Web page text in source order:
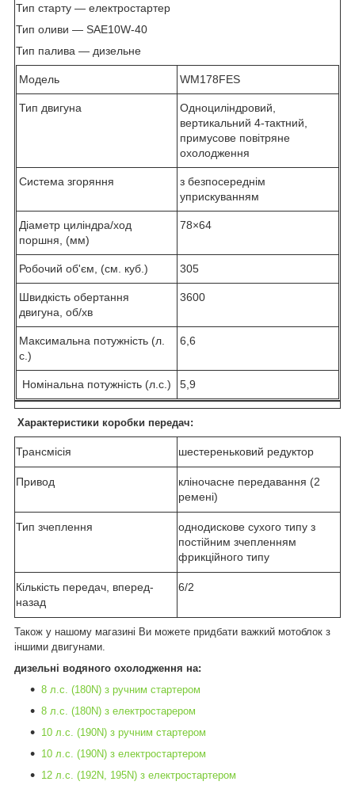
Тип старту — електростартер
Тип оливи — SAE10W-40
Тип палива — дизельне
Модель WM178FES
Тип двигуна
Одноциліндровий,
вертикальний 4-тактний,
примусове повітряне
охолодження
Система згоряння
з безпосереднім
уприскуванням
Діаметр циліндра/ход
поршня, (мм)
78×64
Робочий об'єм, (см. куб.) 305
Швидкість обертання
двигуна, об/хв
3600
Максимальна потужність (л.
с.)
6,6
Номінальна потужність (л.с.) 5,9
Характеристики коробки передач:
Трансмісія шестереньковий редуктор
Привод
кліночасне передавання (2
ремені)
Тип зчеплення
однодискове сухого типу з
постійним зчепленням
фрикційного типу
Кількість передач, вперед-
назад
6/2
Також у нашому магазині Ви можете придбати важкий мотоблок з
іншими двигунами.
дизельні водяного охолодження на:
8 л.с. (180N) з ручним стартером
8 л.с. (180N) з електростарером
10 л.с. (190N) з ручним стартером
10 л.с. (190N) з електростартером
12 л.с. (192N, 195N) з електростартером